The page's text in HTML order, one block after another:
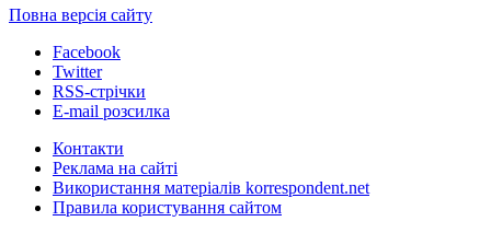
Повна версія сайту
Facebook
Twitter
RSS-стрічки
E-mail розсилка
Контакти
Реклама на сайті
Використання матеріалів korrespondent.net
Правила користування сайтом